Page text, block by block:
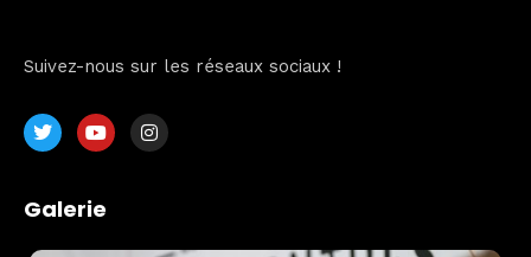
Suivez-nous sur les réseaux sociaux !
Galerie